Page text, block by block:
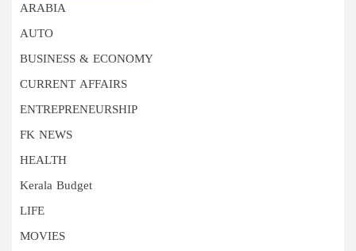
ARABIA
AUTO
BUSINESS & ECONOMY
CURRENT AFFAIRS
ENTREPRENEURSHIP
FK NEWS
HEALTH
Kerala Budget
LIFE
MOVIES